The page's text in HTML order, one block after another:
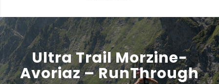
Ultra Trail Morzine-
Avoriaz – RunThrough